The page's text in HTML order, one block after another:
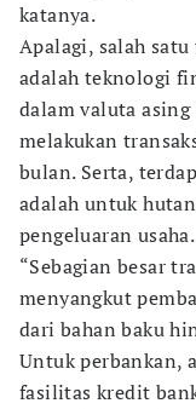
katanya.
Apalagi, salah
adalah teknologi
dalam valuta
melakukan
bulan. Serta,
adalah untuk
pengeluaran usaha.
“Sebagian besar
menyangkut
dari bahan baku
Untuk perbankan,
fasilitas kredit